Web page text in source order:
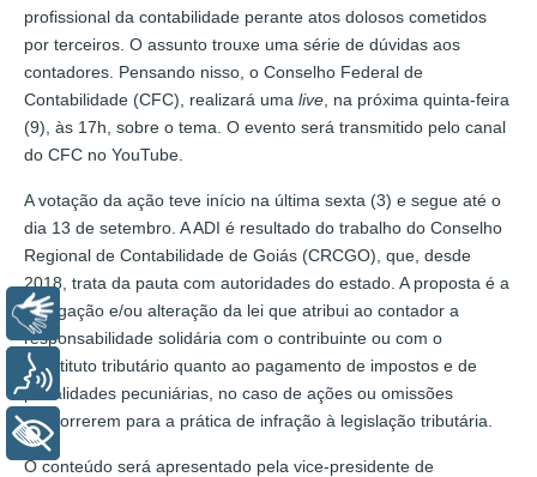
profissional da contabilidade perante atos dolosos cometidos
por terceiros. O assunto trouxe uma série de dúvidas aos
contadores. Pensando nisso, o Conselho Federal de
Contabilidade (CFC), realizará uma live , na próxima quinta-feira
(9), às 17h, sobre o tema. O evento será transmitido pelo canal
do CFC no YouTube.
A votação da ação teve início na última sexta (3) e segue até o
dia 13 de setembro. A ADI é resultado do trabalho do Conselho
Regional de Contabilidade de Goiás (CRCGO), que, desde
2018, trata da pauta com autoridades do estado. A proposta é a
revogação e/ou alteração da lei que atribui ao contador a
responsabilidade solidária com o contribuinte ou com o
substituto tributário quanto ao pagamento de impostos e de
penalidades pecuniárias, no caso de ações ou omissões
concorrerem para a prática de infração à legislação tributária.
O conteúdo será apresentado pela vice-presidente de
Libras
Voz
+ Acessibilidade